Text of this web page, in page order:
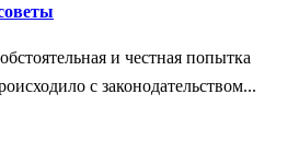
и честная попытка
с законодательством...